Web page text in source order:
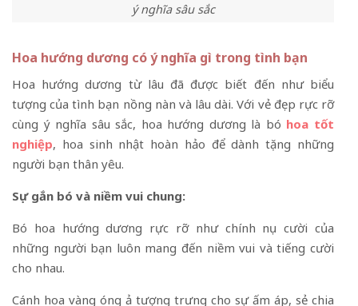
ý nghĩa sâu sắc
Hoa hướng dương có ý nghĩa gì trong tình bạn
Hoa hướng dương từ lâu đã được biết đến như biểu
tượng của tình bạn nồng nàn và lâu dài. Với vẻ đẹp rực rỡ
cùng ý nghĩa sâu sắc, hoa hướng dương là bó hoa tốt
nghiệp, hoa sinh nhật hoàn hảo để dành tặng những
người bạn thân yêu.
Sự gắn bó và niềm vui chung:
Bó hoa hướng dương rực rỡ như chính nụ cười của
những người bạn luôn mang đến niềm vui và tiếng cười
cho nhau.
Cánh hoa vàng óng ả tượng trưng cho sự ấm áp, sẻ chia